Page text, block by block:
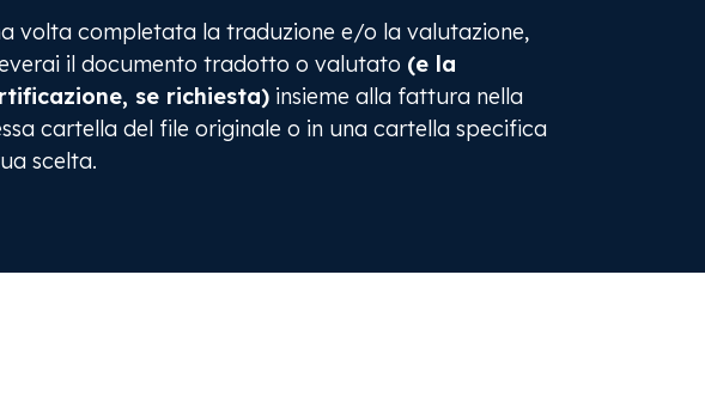
volta completata la traduzione e/o la valutazione,
il documento tradotto o valutato (e la
se richiesta)insieme alla fattura nella
cartella del file originale o in una cartella specifica
scelta.